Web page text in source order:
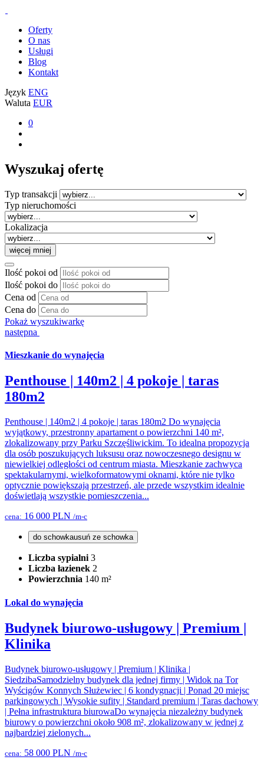
Oferty
O nas
Usługi
Blog
Kontakt
Język ENG
Waluta EUR
0
Wyszukaj ofertę
Typ transakcji
Typ nieruchomości
Lokalizacja
więcej mniej
Ilość pokoi od
Ilość pokoi do
Cena od
Cena do
Pokaż wyszukiwarkę
następna
Mieszkanie do wynajęcia
Penthouse | 140m2 | 4 pokoje | taras
180m2
Penthouse | 140m2 | 4 pokoje | taras 180m2 Do wynajęcia
wyjątkowy, przestronny apartament o powierzchni 140 m²,
zlokalizowany przy Parku Szczęśliwickim. To idealna propozycja
dla osób poszukujących luksusu oraz nowoczesnego designu w
niewielkiej odległości od centrum miasta. Mieszkanie zachwyca
spektakularnymi, wielkoformatowymi oknami, które nie tylko
optycznie powiększają przestrzeń, ale przede wszystkim idealnie
doświetlają wszystkie pomieszczenia...
cena: 16 000 PLN /m-c
do schowkausuń ze schowka
Liczba sypialni 3
Liczba łazienek 2
Powierzchnia 140 m²
Lokal do wynajęcia
Budynek biurowo-usługowy | Premium |
Klinika
Budynek biurowo-usługowy | Premium | Klinika |
SiedzibaSamodzielny budynek dla jednej firmy | Widok na Tor
Wyścigów Konnych Służewiec | 6 kondygnacji | Ponad 20 miejsc
parkingowych | Wysokie sufity | Standard premium | Taras dachowy
| Pełna infrastruktura biurowaDo wynajęcia niezależny budynek
biurowy o powierzchni około 908 m², zlokalizowany w jednej z
najbardziej zielonych...
cena: 58 000 PLN /m-c